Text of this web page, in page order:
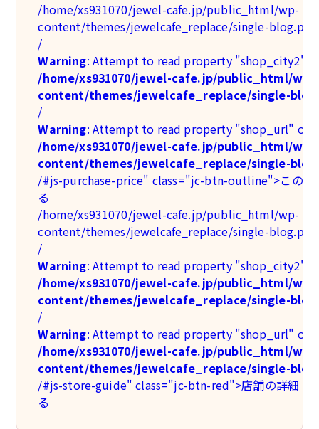
/home/xs931070/jewel-cafe.jp/public_html/wp-
content/themes/jewelcafe_replace/single-
/
Warning: Attempt to read property "shop_city2"
/home/xs931070/jewel-cafe.jp/public_html/wp-
content/themes/jewelcafe_replace/single-
/
Warning: Attempt to read property "shop_url" on
/home/xs931070/jewel-cafe.jp/public_html/wp-
content/themes/jewelcafe_replace/single-
/#js-purchase-price" class="jc-btn-outline">この店
る
/home/xs931070/jewel-cafe.jp/public_html/wp-
content/themes/jewelcafe_replace/single-
/
Warning: Attempt to read property "shop_city2"
/home/xs931070/jewel-cafe.jp/public_html/wp-
content/themes/jewelcafe_replace/single-
/
Warning: Attempt to read property "shop_url" on
/home/xs931070/jewel-cafe.jp/public_html/wp-
content/themes/jewelcafe_replace/single-
/#js-store-guide" class="jc-btn-red">店舗の詳細・
る